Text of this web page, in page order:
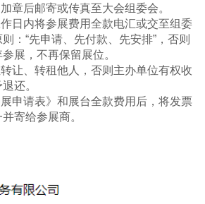
章后邮寄或传真至大会组委会。
日内将参展费用全款电汇或交至组委
：“先申请、先付款、先安排”，否则
展，不再保留展位。
让、转租他人，否则主办单位有权收
还。
申请表》和展台全款费用后，将发票
寄给参展商。